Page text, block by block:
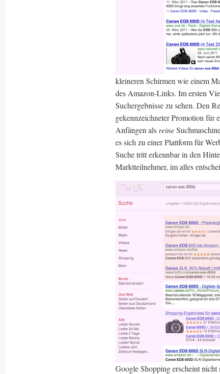
kleineren Schirmen wie einem
des Amazon-Links. Im ersten
Suchergebnisse zu sehen. Den
gekennzeichneter Promotion für
Anfängen als reine
es sich zu einer Plattform für
Suche tritt erkennbar in den
Marktteilnehmer, im alles
Google Shopping erscheint